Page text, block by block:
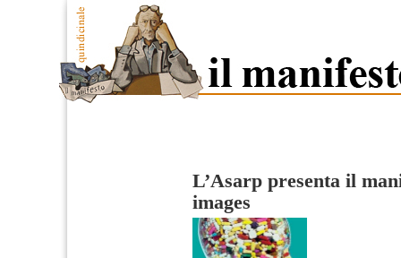
L’Asarp presenta il
images